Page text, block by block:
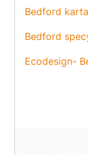
Bedford
Bedford
Ecodesign-